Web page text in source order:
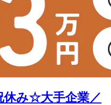
休み☆大手企業／